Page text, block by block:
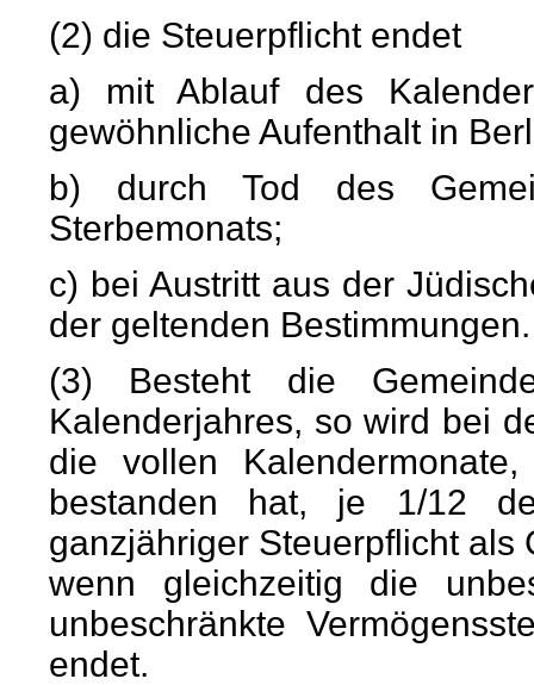
(2) die Steuerpflicht endet
a) mit Ablauf des
gewöhnliche Aufenthalt in
b) durch Tod des
Sterbemonats;
c) bei Austritt aus der
der geltenden Bestimmungen.
(3) Besteht die
Kalenderjahres, so wird bei
die vollen
bestanden hat, je 1/12
ganzjähriger Steuerpflicht als
wenn gleichzeitig die
unbeschränkte
endet.